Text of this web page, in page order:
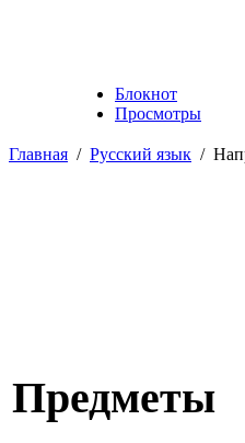
Блокнот
Просмотры
Главная / Русский язык /
Предметы